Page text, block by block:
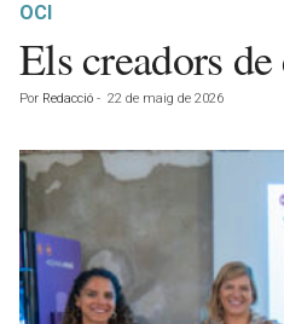
OCI
Els creadors
Por Redacció - 22 de maig de 2026